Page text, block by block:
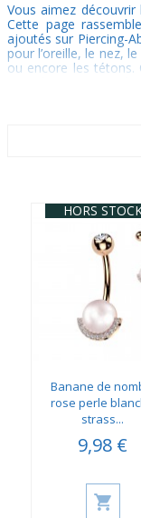
Vous aimez
Cette page
ajoutés sur Piercing-
pour l’oreille, le nez,
ou encore les tétons.
HORS
Banane de
rose perle
strass...
9,98 €